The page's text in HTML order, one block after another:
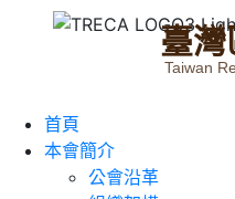
臺灣
Taiwan
首頁
本會簡介
公會沿革